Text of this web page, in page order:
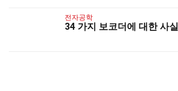
전자공학
34 가지 보코더에 대한 사실